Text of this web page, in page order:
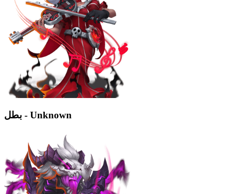
بطل - Unknown